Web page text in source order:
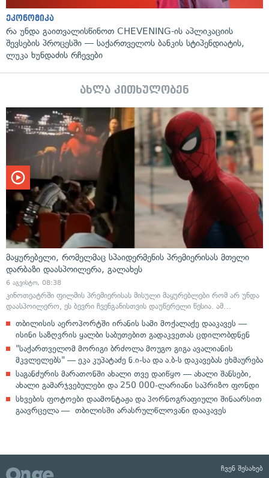
ეკონომიკა
რა უნდა გაითვალისწინოთ CHEVENING-ის აპლიკაციის
შევსების პროცესში — საქართველოს ბანკის სტიპენდიატის,
ლუკა ხუნდაძის რჩევები
ახლა კითხულობენ
მაყურებელი, რომელმაც სპაიდერმენის პრემიერისას მთელი
დარბაზი დაასპოილერა, გალახეს
6 აგვისტო, 08:38
კინოთეატრში ფილმის პრემიერისას მისული მაყურებლები რომ არ უნდა
დაასპოილერო, ეს ბევრი ჩვენგანისთვის დაუწერელი წესია. ამ…
თბილისის აეროპორტში ირანის სამი მოქალაქე დააკავეს —
ისინი საზღვრის ყალბი საბუთებით გადაკვეთას ცდილობდნენ
"საქართველომ მორიგი ბრძოლა მოუგო გიგა ავალიანის
მკვლელებს" — ეკა კუპატაძე ნ.ი-სა და ა.ბ-ს დაკავებას ეხმაურება
საგანძურის მარათონში ახალი თვე დაიწყო — ახალი შანსები,
ახალი გამარჯვებულები და 250 000-ლარიანი საპრიზო ფონდი
სხვების ფოტოები დაამონტაჟა და პორნოგრაფიული შინაარსით
გაავრცელა — თბილისში არასრულწლოვანი დააკავეს
ჩვენ შესახებ